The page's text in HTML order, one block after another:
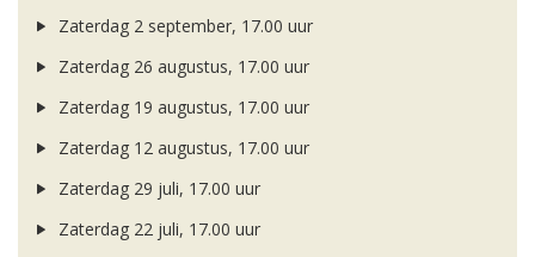
Zaterdag 2 september, 17.00 uur
Zaterdag 26 augustus, 17.00 uur
Zaterdag 19 augustus, 17.00 uur
Zaterdag 12 augustus, 17.00 uur
Zaterdag 29 juli, 17.00 uur
Zaterdag 22 juli, 17.00 uur